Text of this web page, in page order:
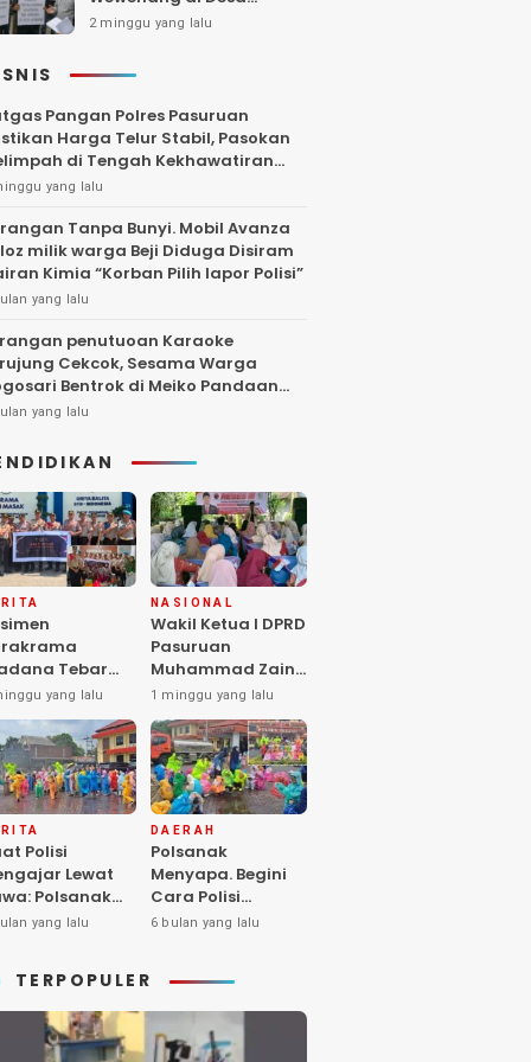
Gambiran, Isu Narkoba
2 minggu yang lalu
Pangan Polres Pasuruan
Harga Telur Stabil, Pasokan
di Tengah Kekhawatiran
yang lalu
Tanpa Bunyi. Mobil Avanza
milik warga Beji Diduga Disiram
Kimia “Korban Pilih lapor Polisi”
yang lalu
penutuoan Karaoke
Cekcok, Sesama Warga
Bentrok di Meiko Pandaan
Larut Malam
yang lalu
Tebar
di
Asuhan
Balita SYD,
Hangat
Terlantar
Hadir
Hati”
yang lalu
NASIONAL
Wakil Ketua I DPRD
Pasuruan
Muhammad Zaini
Soroti Krisis
Fasilitas Sekolah
di Tengah Efisiensi
Anggaran
1 minggu yang lalu
Polisi
Lewat
Polsanak
Sentuh
Dini
yang lalu
DAERAH
Polsanak
Menyapa. Begini
Cara Polisi
Mendekatkan
Sejak Usia Dini
6 bulan yang lalu
TERPOPULER